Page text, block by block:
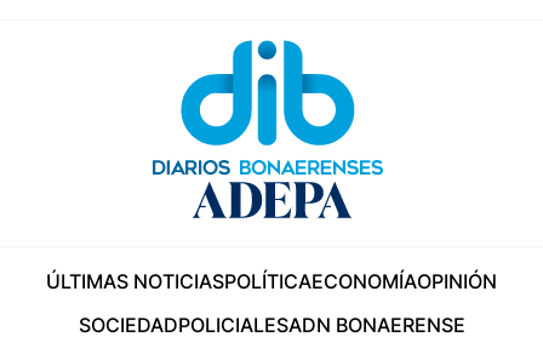
ÚLTIMAS NOTICIASPOLÍTICAECONOMÍAOPINIÓN
SOCIEDADPOLICIALESADN BONAERENSE